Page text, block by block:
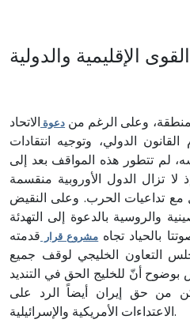
الإقليمية والدولية
وعلى الرغم من دعوة الاتحاد
القانون الدولي، وتوجيه انتقادات
لم تتطور هذه المواقف بعد إلى
تزال الدول الأوروبية منقسمة
مع تداعيات الحرب. وعلى النقيض
والروسية بالدعوة إلى التهدئة
بالحياد تجاه مشروع قرار قدمته
التعاون الخليجي لوقف جميع
بوضوح أنّ للخليج الحق في التنديد
من حق إيران أيضاً الرد على
الاعتداءات الأمريكية والإسرائيلية.